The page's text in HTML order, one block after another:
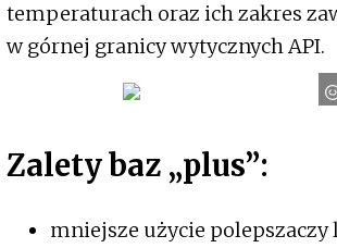
temperaturach oraz ich zakres
w górnej granicy wytycznych API.
Zalety baz „plus”:
mniejsze użycie polepszaczy